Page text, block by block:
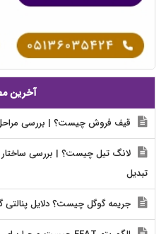
آخرین
قیف فروش چیست؟ | بررسی مراحل
لانگ تیل چیست؟ | بررسی ساختار
تبدیل
جریمه گوگل چیست؟ دلایل پنالتی